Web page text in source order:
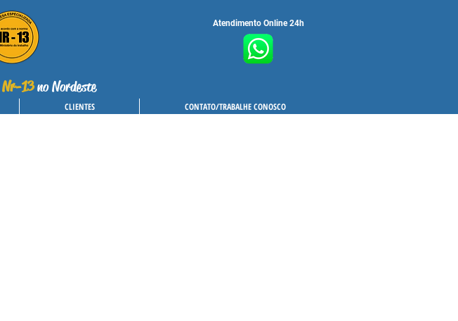
Atendimento Online 24h
Nr-13no Nordeste
CLIENTES CONTATO/TRABALHE CONOSCO